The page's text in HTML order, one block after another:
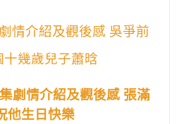
情介紹及觀後感 吳爭前
幾歲兒子蕭晗
劇情介紹及觀後感 張滿
他生日快樂